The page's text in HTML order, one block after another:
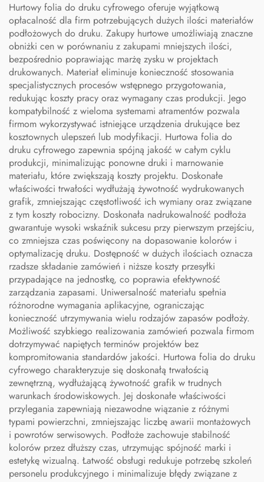
Hurtowy folia do druku cyfrowego oferuje wyjątkową
opłacalność dla firm potrzebujących dużych ilości materiałów
podłożowych do druku. Zakupy hurtowe umożliwiają znaczne
obniżki cen w porównaniu z zakupami mniejszych ilości,
bezpośrednio poprawiając marżę zysku w projektach
drukowanych. Materiał eliminuje konieczność stosowania
specjalistycznych procesów wstępnego przygotowania,
redukując koszty pracy oraz wymagany czas produkcji. Jego
kompatybilność z wieloma systemami atramentów pozwala
firmom wykorzystywać istniejące urządzenia drukujące bez
kosztownych ulepszeń lub modyfikacji. Hurtowa folia do
druku cyfrowego zapewnia spójną jakość w całym cyklu
produkcji, minimalizując ponowne druki i marnowanie
materiału, które zwiększają koszty projektu. Doskonałe
właściwości trwałości wydłużają żywotność wydrukowanych
grafik, zmniejszając częstotliwość ich wymiany oraz związane
z tym koszty robocizny. Doskonała nadrukowalność podłoża
gwarantuje wysoki wskaźnik sukcesu przy pierwszym przejściu,
co zmniejsza czas poświęcony na dopasowanie kolorów i
optymalizację druku. Dostępność w dużych ilościach oznacza
rzadsze składanie zamówień i niższe koszty przesyłki
przypadające na jednostkę, co poprawia efektywność
zarządzania zapasami. Uniwersalność materiału spełnia
różnorodne wymagania aplikacyjne, ograniczając
konieczność utrzymywania wielu rodzajów zapasów podłoży.
Możliwość szybkiego realizowania zamówień pozwala firmom
dotrzymywać napiętych terminów projektów bez
kompromitowania standardów jakości. Hurtowa folia do druku
cyfrowego charakteryzuje się doskonałą trwałością
zewnętrzną, wydłużającą żywotność grafik w trudnych
warunkach środowiskowych. Jej doskonałe właściwości
przylegania zapewniają niezawodne wiązanie z różnymi
typami powierzchni, zmniejszając liczbę awarii montażowych
i powrotów serwisowych. Podłoże zachowuje stabilność
kolorów przez dłuższy czas, utrzymując spójność marki i
estetykę wizualną. Łatwość obsługi redukuje potrzebę szkoleń
personelu produkcyjnego i minimalizuje błędy związane z